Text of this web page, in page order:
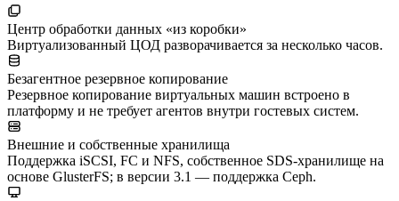
Центр обработки данных «из коробки»
Виртуализованный ЦОД разворачивается за несколько часов.
Безагентное резервное копирование
Резервное копирование виртуальных машин встроено в
платформу и не требует агентов внутри гостевых систем.
Внешние и собственные хранилища
Поддержка iSCSI, FC и NFS, собственное SDS-хранилище на
основе GlusterFS; в версии 3.1 — поддержка Ceph.